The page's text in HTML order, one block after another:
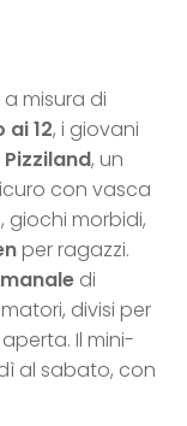
misura di
ai 12, i giovani
, un
con vasca
giochi morbidi,
per ragazzi.
di
divisi per
Il mini-
al sabato, con